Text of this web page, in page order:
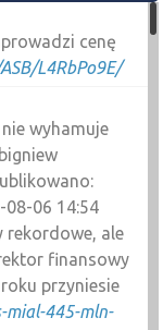
cenę
L4RbPo9E/
wyhamuje
08-06 14:54
rekordowe, ale
finansowy
przyniesie
445-mln-